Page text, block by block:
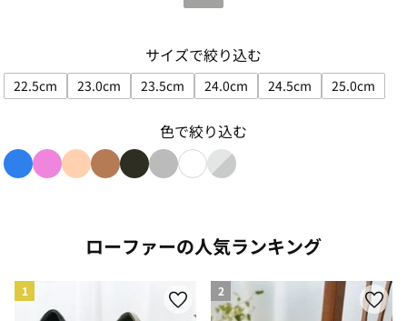
サイズで絞り込む
22.5cm
サイズで絞り込み: 22.5cm
23.0cm
サイズで絞り込み: 23.0cm
23.5cm
サイズで絞り込み: 23.5cm
24.0cm
サイズで絞り込み: 24.0cm
24.5cm
サイズで絞り込み:
25.0cm
サイズ
色で絞り込む
ローファーの人気ランキング
1 2